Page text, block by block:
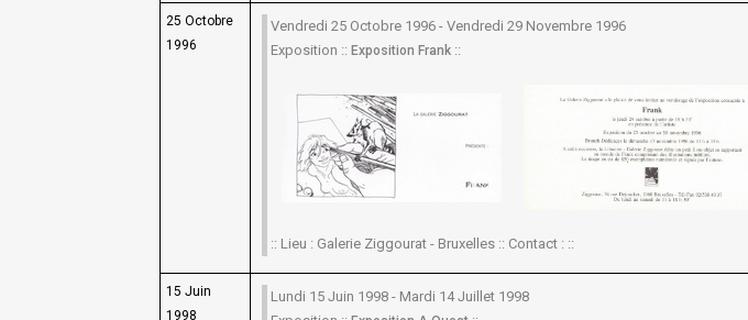
25 Octobre
1996
Vendredi 25 Octobre 1996 - Vendredi 29 Novembre 1996
Exposition :: Exposition Frank::
:: Lieu : Galerie Ziggourat - Bruxelles :: Contact : ::
15 Juin
1998
Lundi 15 Juin 1998 - Mardi 14 Juillet 1998